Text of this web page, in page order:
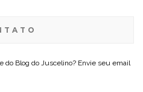
do Blog do Juscelino? Envie seu email